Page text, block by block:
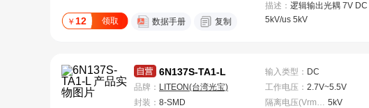
￥ 12 领取 数据手册 复制
描述： 逻辑输出光耦 7V DC
5kV/us 5kV
6N137S-TA1-L
品牌： LITEON(台湾光宝)
封装： 8-SMD
输入类型 ： DC
工作电压 ： 2.7V~5.5V
隔离电压(Vrms)：5kV